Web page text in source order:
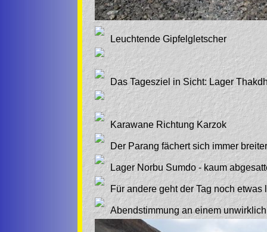
Leuchtende Gipfelgletscher
Das Tagesziel in Sicht: Lager
Karawane Richtung Karzok
Der Parang fächert sich immer
Lager Norbu Sumdo - kaum
Für andere geht der Tag noch etwas
Abendstimmung an einem